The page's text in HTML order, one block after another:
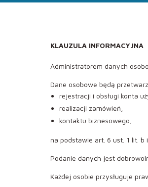
KLAUZULA INFORMACYJNA
Administratorem danych
Dane osobowe będą
rejestracji i obsługi konta
realizacji zamówień,
kontaktu biznesowego,
na podstawie art. 6 ust. 1 lit. b i
Podanie danych jest
Każdej osobie przysługuje